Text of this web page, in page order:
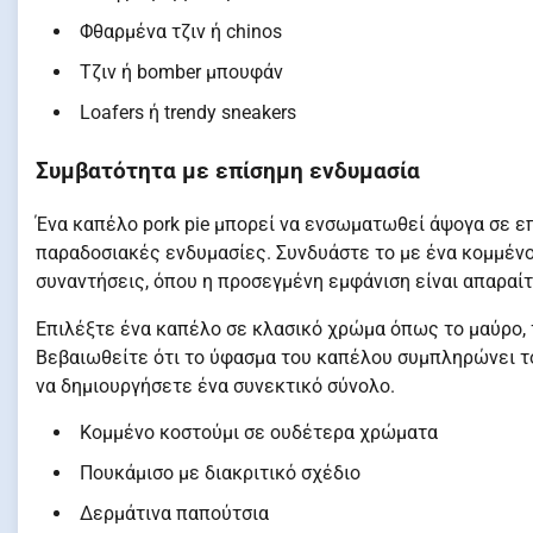
Φθαρμένα τζιν ή chinos
Τζιν ή bomber μπουφάν
Loafers ή trendy sneakers
Συμβατότητα με επίσημη ενδυμασία
Ένα καπέλο pork pie μπορεί να ενσωματωθεί άψογα σε
παραδοσιακές ενδυμασίες. Συνδυάστε το με ένα
συναντήσεις, όπου η προσεγμένη εμφάνιση είναι
Επιλέξτε ένα καπέλο σε κλασικό χρώμα όπως το μαύρο,
Βεβαιωθείτε ότι το ύφασμα του καπέλου συμπληρώνει
να δημιουργήσετε ένα συνεκτικό σύνολο.
Κομμένο κοστούμι σε ουδέτερα χρώματα
Πουκάμισο με διακριτικό σχέδιο
Δερμάτινα παπούτσια